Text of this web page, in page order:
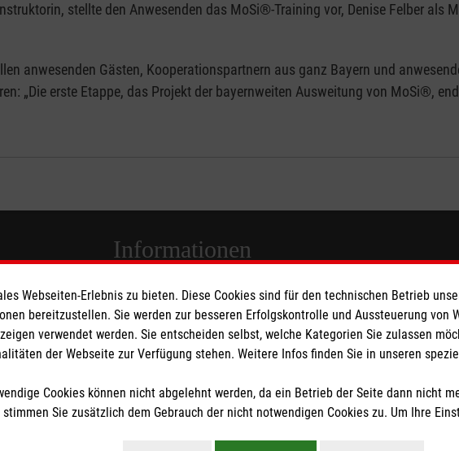
stellte den Anwesenden das MoSi®-Training vor, Denise Felber als
anwesenden Gästen, Kooperationspartnern aus ganz Bayern und
„Die erste Etappe, das Projekt der bayernweiten Ausweitung von MoSi®,
Informationen
Barrierefreiheit
Besuchszeiten
Datenschutz
Webseiten-Erlebnis zu bieten. Diese Cookies sind für den technischen Betrieb
bereitzustellen. Sie werden zur besseren Erfolgskontrolle und Aussteuerung von
verwendet werden. Sie entscheiden selbst, welche Kategorien Sie zulassen
der Webseite zur Verfügung stehen. Weitere Infos finden Sie in unseren
Cookies können nicht abgelehnt werden, da ein Betrieb der Seite dann nicht
stimmen Sie zusätzlich dem Gebrauch der nicht notwendigen Cookies zu. Um Ihre